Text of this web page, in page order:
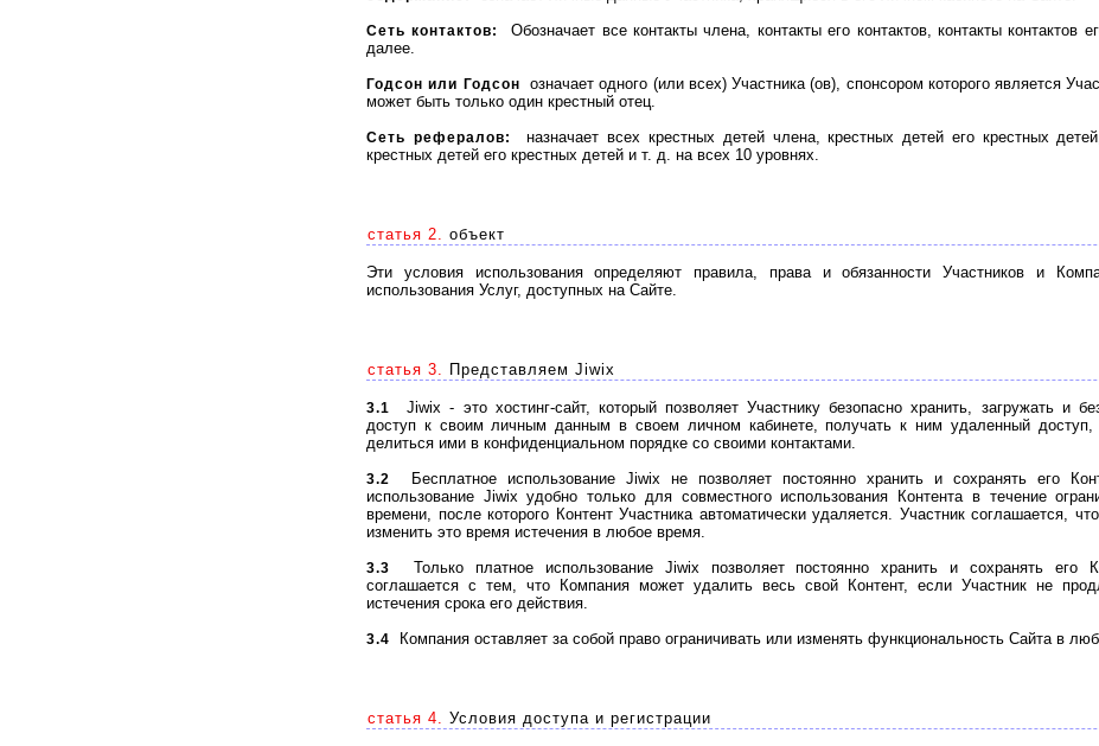
Сеть контактов:
Обозначает все контакты члена, контакты его контактов, контакты контактов
далее.
Годсон или Годсон означает одного (или всех) Участника (ов), спонсором которого является
может быть только один крестный отец.
Сеть рефералов:
назначает всех крестных детей члена, крестных детей его крестных
крестных детей его крестных детей и т. д. на всех 10 уровнях.
статья 2. объект
Эти условия использования определяют правила, права и обязанности Участников и
использования Услуг, доступных на Сайте.
статья 3. Представляем Jiwix
3.1
Jiwix - это хостинг-сайт, который позволяет Участнику безопасно хранить, загружать и
доступ к своим личным данным в своем личном кабинете, получать к ним удаленный доступ,
делиться ими в конфиденциальном порядке со своими контактами.
3.2
Бесплатное использование Jiwix не позволяет постоянно хранить и сохранять его
использование Jiwix удобно только для совместного использования Контента в течение
времени, после которого Контент Участника автоматически удаляется. Участник соглашается,
изменить это время истечения в любое время.
3.3
Только платное использование Jiwix позволяет постоянно хранить и сохранять его
соглашается с тем, что Компания может удалить весь свой Контент, если Участник не
истечения срока его действия.
3.4 Компания оставляет за собой право ограничивать или изменять функциональность Сайта в
статья 4. Условия доступа и регистрации